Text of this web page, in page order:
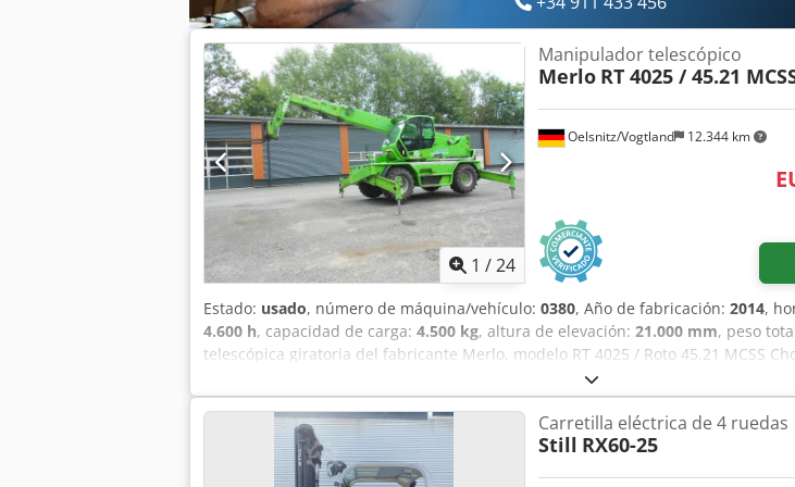
productividad! Esta carretilla elevadora todoterreno Manitou también está
25-2 o MC 25-4 o MC 30-2 o MC 30-4, con tracción en dos o cuatro ruedas.
cubierta del techo, parabrisas.
1 /24
Oelsnitz/Vogtland 12.344 km
Manipulador telescópico
Merlo RT 4025 / 45.21
Estado: usado, número de máquina/vehículo: 0380, Año de fabricación: 2014,
4.600 h, capacidad de carga: 4.500 kg, altura de elevación: 21.000 mm, peso
telescópica giratoria del fabricante Merlo, modelo RT 4025 / Roto 45.21 MCSS
Tipo RT4025 / Roto, tracción en las cuatro ruedas, * Año de fabricación: 2014, *
4600 (según contador), * Altura máxima de elevación: aproximadamente 21 m,
carga: aproximadamente 4500 kg, * Alcance máximo: aproximadamente 18 m,
asiento, * Motor diésel Iveco de 6 cilindros, * Velocidad máxima: 20 km/h, *
tramos en acero, * Tamaño de los neumáticos: 480/65-R22.5, profundidad del
Carretilla eléctrica de 4 ruedas
Still RX60-25